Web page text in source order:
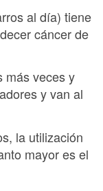
al día) tiene
cáncer de
más veces y
y van al
la utilización
mayor es el